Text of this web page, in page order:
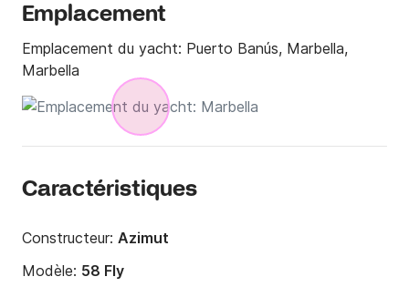
Emplacement
Emplacement du yacht: Puerto Banús, Marbella,
Marbella
Caractéristiques
Constructeur: Azimut
Modèle: 58 Fly